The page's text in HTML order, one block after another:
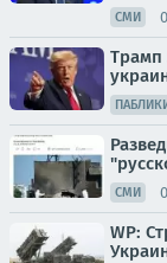
СМИ
Трамп
СМИ
WP: